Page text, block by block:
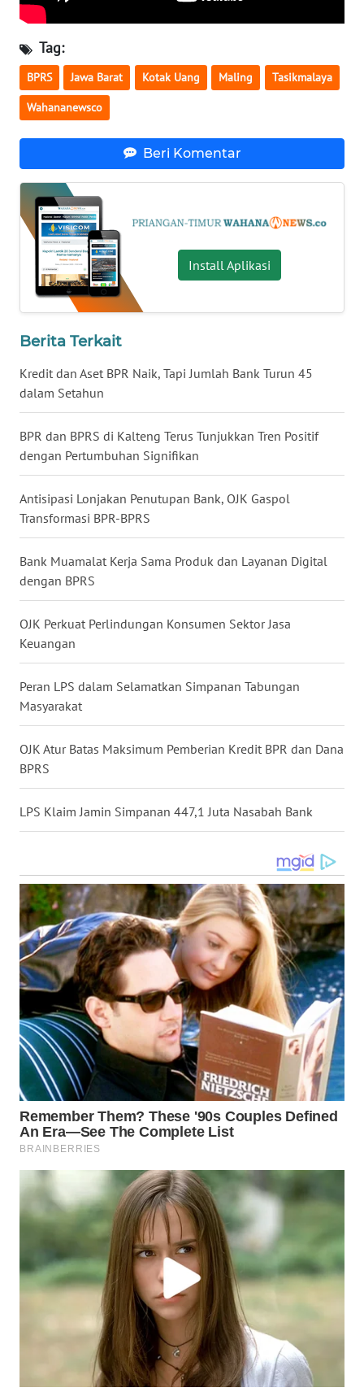
Tag:
BPRS Jawa Barat Kotak Uang Maling Tasikmalaya
Wahananewsco
Beri Komentar
Install Aplikasi
Berita Terkait
Kredit dan Aset BPR Naik, Tapi Jumlah Bank Turun 45
dalam Setahun
BPR dan BPRS di Kalteng Terus Tunjukkan Tren Positif
dengan Pertumbuhan Signifikan
Antisipasi Lonjakan Penutupan Bank, OJK Gaspol
Transformasi BPR-BPRS
Bank Muamalat Kerja Sama Produk dan Layanan Digital
dengan BPRS
OJK Perkuat Perlindungan Konsumen Sektor Jasa
Keuangan
Peran LPS dalam Selamatkan Simpanan Tabungan
Masyarakat
OJK Atur Batas Maksimum Pemberian Kredit BPR dan Dana
BPRS
LPS Klaim Jamin Simpanan 447,1 Juta Nasabah Bank
BENGKULU
WN
LAMPUNG
WN
NUSANTARA
WN
JOGJA
WN
WN
BALI
WN
KALTENG
KALTARA
KALSEL
KALTIM
WN
SULSEL
WN
GORONTALO
WN
MALUKU
WN
MALUT
WN
DAIRI
WN
TOBA
WN
NIAS
WN
TANJUNG